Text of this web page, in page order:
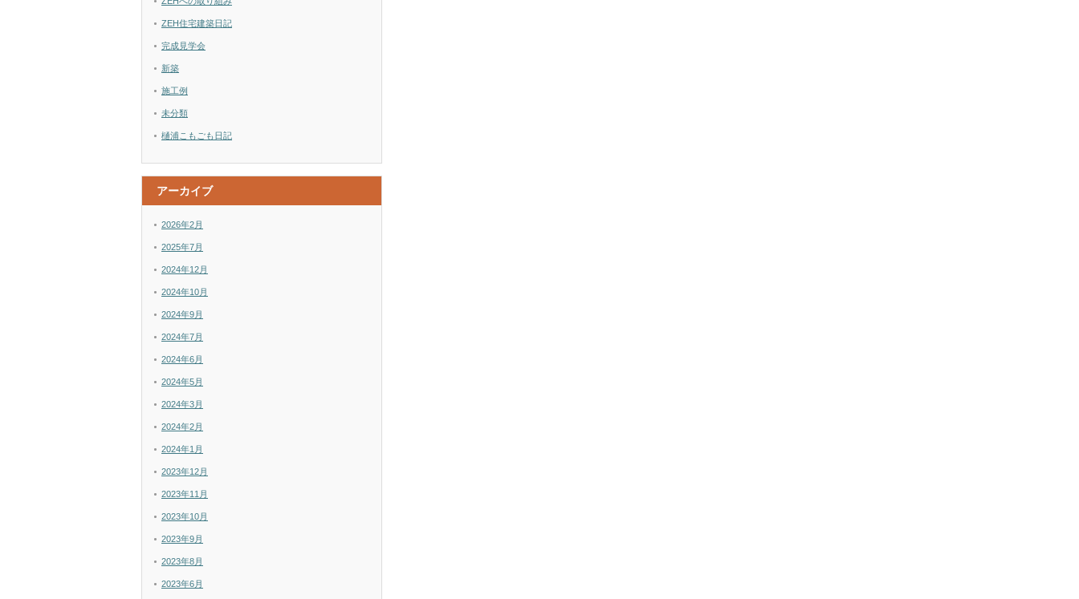
ZEH住宅建築日記
完成見学会
新築
施工例
未分類
樋浦こもごも日記
アーカイブ
2026年2月
2025年7月
2024年12月
2024年10月
2024年9月
2024年7月
2024年6月
2024年5月
2024年3月
2024年2月
2024年1月
2023年12月
2023年11月
2023年10月
2023年9月
2023年8月
2023年6月